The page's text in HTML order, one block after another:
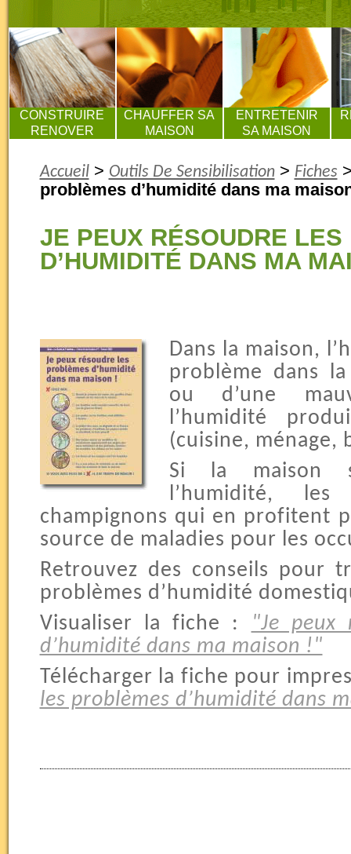
CONSTRUIRE
RENOVER
CHAUFFER SA
MAISON
ENTRETENIR
SA MAISON
Accueil> Outils De Sensibilisation> Fiches
problèmes d’humidité dans ma
JE PEUX RÉSOUDRE
D’HUMIDITÉ DANS MA
Dans la maison,
problème dans
ou d’une
l’humidité
(cuisine, ménage,
Si la maison
l’humidité,
champignons qui en profitent
source de maladies pour les
Retrouvez des conseils pour
problèmes d’humidité
Visualiser la fiche :
"Je peux
d’humidité dans ma maison !"
Télécharger la fiche pour
les problèmes d’humidité dans